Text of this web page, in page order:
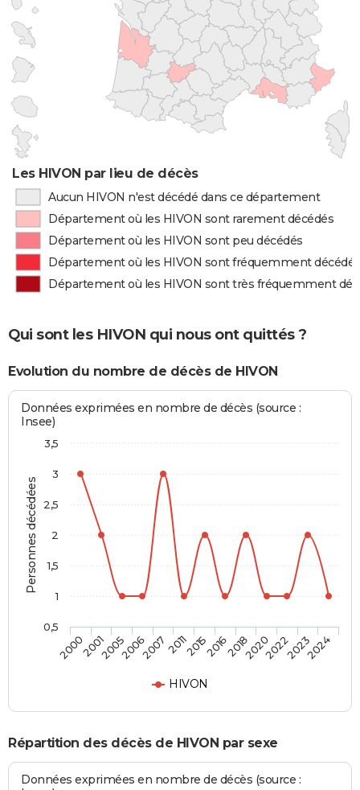
Les HIVON par lieu de décès
Aucun HIVON n'est décédé dans ce département
Département où les HIVON sont rarement décédés
Département où les HIVON sont peu décédés
Département où les HIVON sont fréquemment décédés
Département où les HIVON sont très fréquemment
Qui sont les HIVON qui nous ont quittés ?
Evolution du nombre de décès de HIVON
Personnes décédées
Données exprimées en nombre de décès (source :
Insee)
HIVON
2000200120052006200720112015201620182020202220232024
0,5
1
1,5
2
2,5
3
3,5
Répartition des décès de HIVON par sexe
Données exprimées en nombre de décès (source :